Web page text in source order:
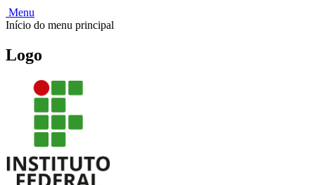
Menu
Início do menu principal
Logo